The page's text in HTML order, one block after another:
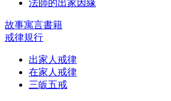
法師的出家因緣
故事寓言書籍
戒律規行
出家人戒律
在家人戒律
三皈五戒